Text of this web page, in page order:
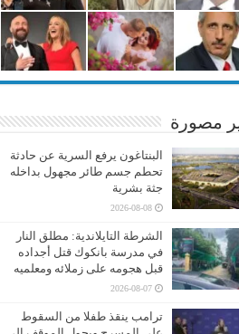
مصورة
البنتاغون يرفع السرية عن حادثة
تحطم جسم طائر مجهول بداخله
جثة بشرية
2026-08-08
الشرطة التايلاندية: مطلق النار
في مدرسة بانكوك قتل أجداده
قبل هجومه على زملائه ومعلميه
2026-08-07
ترامب ينقذ طفلا من السقوط